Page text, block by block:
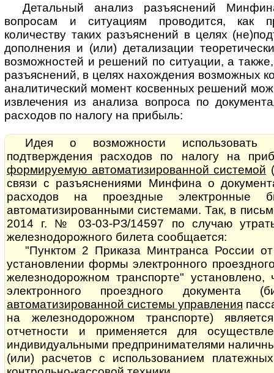
Де­таль­ный анализ разъяснений
вопросам и ситуациям проводится, как
количеству таких разъяснений в целях
дополнения и (или) детализации
возможностей и решений по ситуации, а
разъяснений, в целях нахождения возможных
аналитический момент косвенных решений
извлечения из анализа вопроса по
расходов по налогу на прибыль:
Идея о возможности использовать
подтверждения расходов по налогу на
формируемую автоматизированной системой (
связи с разъяснениями Минфина о
расходов на проездные электронные
автоматизированными системами. Так, в
2014 г. № 03-03-РЗ/14597 по случаю утраты
железнодорожного билета сообщается:
"Пунктом 2 Приказа Минтранса России
установлении формы электронного
железнодорожном транспорте" установлено,
электронного проездного документа
автоматизированной системы управления
на железнодорожном транспорте)
отчетности и применяется для
индивидуальными предпринимателями
(или) расчетов с использованием